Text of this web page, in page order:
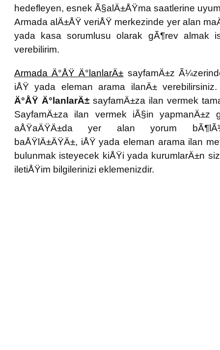
hedefleyen, esnek Ã§alÄ±ÅŸma saatlerine
Armada alÄ±ÅŸ veriÅŸ merkezinde yer alan
yada kasa sorumlusu olarak gÃ¶rev almak
verebilirim.
Armada Ä°ÅŸ Ä°lanlarÄ± sayfamÄ±z
iÅŸ yada eleman arama ilanÄ±
Ä°ÅŸ Ä°lanlarÄ± sayfamÄ±za ilan vermek
SayfamÄ±za ilan vermek iÃ§in yapmanÄ±z
aÅŸaÄŸÄ±da yer alan yorum
baÅŸlÄ±ÄŸÄ±, iÅŸ yada eleman arama ilan
bulunmak isteyecek kiÅŸi yada kurumlarÄ±n
iletiÅŸim bilgilerinizi eklemenizdir.